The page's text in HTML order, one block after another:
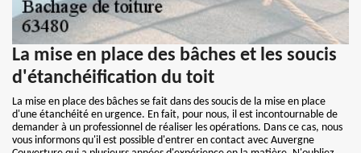
La mise en place des bâches et les soucis
d'étanchéification du toit
La mise en place des bâches se fait dans des soucis de la mise en place
d'une étanchéité en urgence. En fait, pour nous, il est incontournable de
demander à un professionnel de réaliser les opérations. Dans ce cas, nous
vous informons qu'il est possible d'entrer en contact avec Auvergne